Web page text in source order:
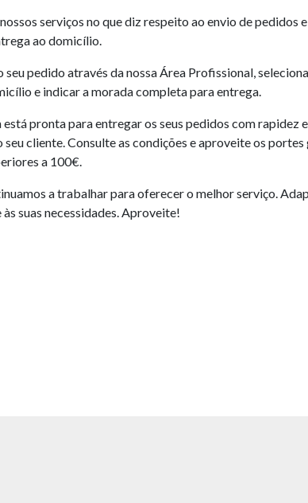
serviços no que diz respeito ao envio de pedidos
ao domicílio.
seu pedido através da nossa Área Profissional,
e indicar a morada completa para entrega.
está pronta para entregar os seus pedidos com rapidez
cliente. Consulte as condições e aproveite os
a 100€.
a trabalhar para oferecer o melhor serviço.
suas necessidades. Aproveite!